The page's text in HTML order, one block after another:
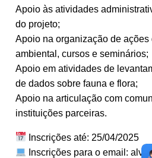
Apoio às atividades
do projeto;
Apoio na organização de ações
ambiental, cursos e seminários;
Apoio em atividades de
de dados sobre fauna e flora;
Apoio na articulação com
instituições parceiras.
Inscrições até: 25/04/2025
Inscrições para o email: